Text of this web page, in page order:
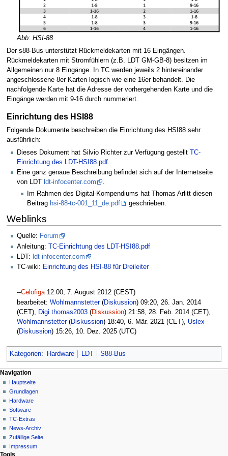
Abb: HSI-88
Der s88-Bus unterstützt Rückmeldekarten mit 16 Eingängen.
Rückmeldekarten mit Stromfühlern (z.B. LDT GM-GB-8) besitzen im
Allgemeinen nur 8 Eingänge. In TC werden jeweils 2 hintereinander
angeschlossene 8er Karten logisch wie eine 16er behandelt. Die
nachfolgende Karte hat die Adresse der vorhergehenden Karte und die
Eingänge werden mit 9-16 durch nummeriert.
Einrichtung des HSI88
Folgende Dokumente beschreiben die Einrichtung des HSI88 sehr
ausführlich:
Dieses Dokument hat Silvio Richter zur Verfügung gestellt
TC-
Einrichtung des LDT-HSI88.pdf.
Eine ganz genaue Beschreibung befindet sich auf der Internetseite
von LDT
ldt-infocenter.com
.
Im Rahmen des Digital-Kompendiums hat Thomas Arlitt diesen
Beitrag hsi-88-tc-001_11_de.pdf geschrieben.
Weblinks
Quelle: Forum
Anleitung: TC-Einrichtung des LDT-HSI88.pdf
LDT: ldt-infocenter.com
TC-wiki: Einrichtung des HSI-88 für Dreileiter
--Celofiga 12:00, 7. August 2012 (CEST)
bearbeitet: Wohlmannstetter(Diskussion) 09:20, 26. Jan. 2014
(CET), Digi thomas2003 (Diskussion) 21:58, 28. Feb. 2014 (CET),
Wohlmannstetter(Diskussion) 18:40, 6. Mär. 2021 (CET), Uslex
(Diskussion) 15:26, 10. Dez. 2025 (UTC)
Kategorien: Hardware LDT S88-Bus
N
a
v
g
a
i
Seitenaktionen
Seite
Diskussion
Lesen
Quelltext
anzeigen
Versionsgeschichte
Meine Werkzeuge
Deutsch
Anmelden
Navigation
Hauptseite
Grundlagen
Hardware
Software
TC-Extras
News-Archiv
Zufällige Seite
Impressum
Tools